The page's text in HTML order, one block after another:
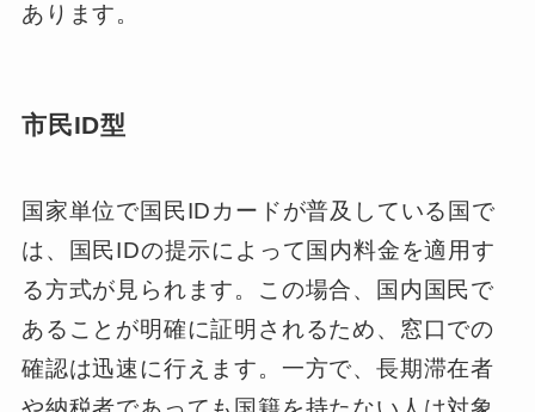
あります。
市民ID型
国家単位で国民IDカードが普及している国で
は、国民IDの提示によって国内料金を適用す
る方式が見られます。この場合、国内国民で
あることが明確に証明されるため、窓口での
確認は迅速に行えます。一方で、長期滞在者